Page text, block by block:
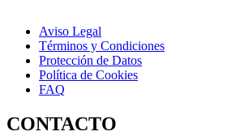
Aviso Legal
Términos y Condiciones
Protección de Datos
Política de Cookies
FAQ
CONTACTO